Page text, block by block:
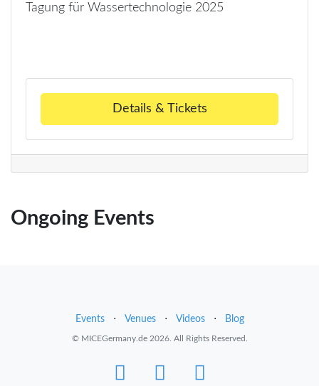
Tagung für Wassertechnologie 2025
Details & Tickets
Ongoing Events
Events ⋅ Venues ⋅ Videos ⋅ Blog
© MICEGermany.de 2026. All Rights Reserved.